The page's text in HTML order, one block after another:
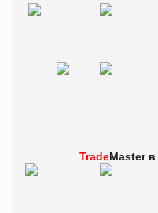
TradeMaster в